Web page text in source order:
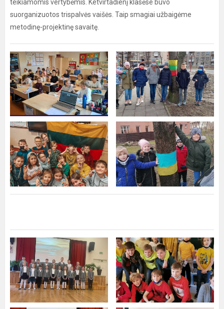
teikiamomis vertybėmis. Ketvirtadienį klasėse buvo
suorganizuotos trispalvės vaišės. Taip smagiai užbaigėme
metodinę-projektinę savaitę.